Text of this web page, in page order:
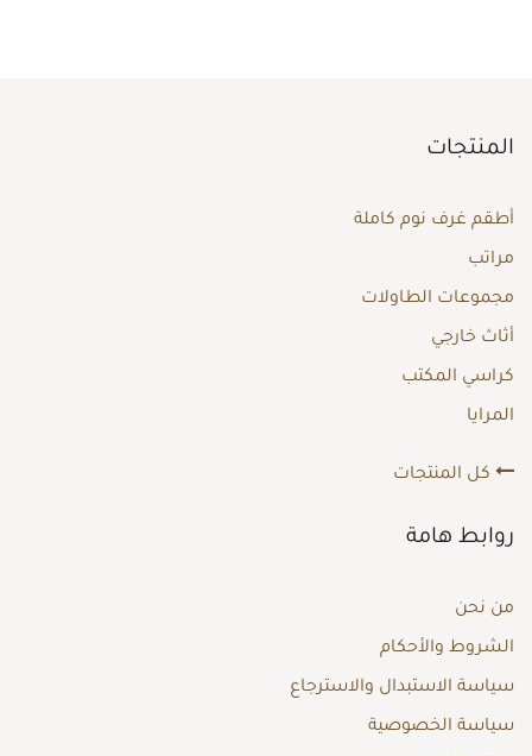
المنتجات
أطقم غرف نوم كاملة
مراتب
مجموعات الطاولات
أثاث خارجي
كراسي المكتب
المرايا
كل المنتجات
روابط هامة
من نحن
الشروط والأحكام
سياسة الاستبدال والاسترجاع
سياسة الخصوصية